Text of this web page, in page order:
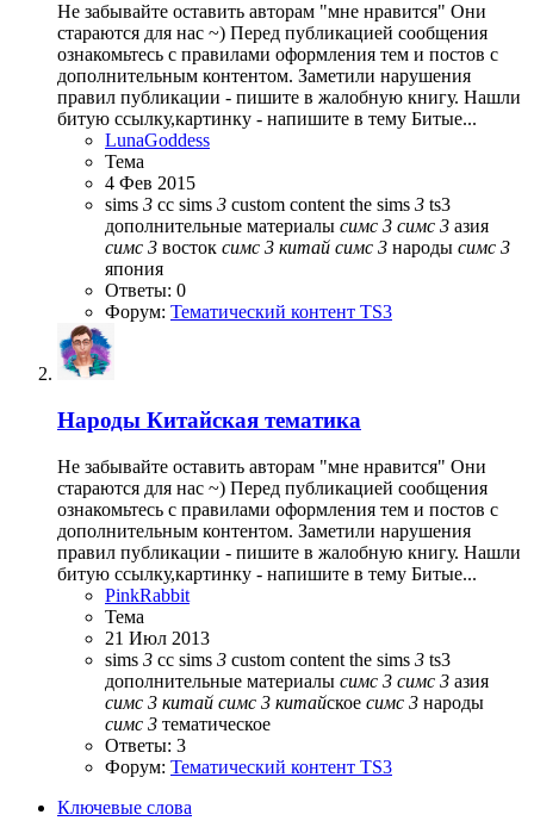
Не забывайте оставить авторам "мне нравится" Они
стараются для нас ~) Перед публикацией сообщения
ознакомьтесь с правилами оформления тем и постов с
дополнительным контентом. Заметили нарушения
правил публикации - пишите в жалобную книгу. Нашли
битую ссылку,картинку - напишите в тему Битые...
LunaGoddess
Тема
4 Фев 2015
sims 3 cc sims 3 custom content the sims 3 ts3
дополнительные материалы симс 3 симс 3 азия
симс 3 восток симс 3 китай симс 3 народы симс 3
япония
Ответы: 0
Форум: Тематический контент TS3
Народы Китайская тематика
Не забывайте оставить авторам "мне нравится" Они
стараются для нас ~) Перед публикацией сообщения
ознакомьтесь с правилами оформления тем и постов с
дополнительным контентом. Заметили нарушения
правил публикации - пишите в жалобную книгу. Нашли
битую ссылку,картинку - напишите в тему Битые...
PinkRabbit
Тема
21 Июл 2013
sims 3 cc sims 3 custom content the sims 3 ts3
дополнительные материалы симс 3 симс 3 азия
симс 3 китай симс 3 китайское симс 3 народы
симс 3 тематическое
Ответы: 3
Форум: Тематический контент TS3
Ключевые слова